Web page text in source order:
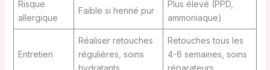
Risque
allergique
Faible si henné pur
Plus élevé (PPD,
ammoniaque)
Entretien
Réaliser retouches
régulières, soins
hydratants
Retouches tous les
4-6 semaines, soins
réparateurs